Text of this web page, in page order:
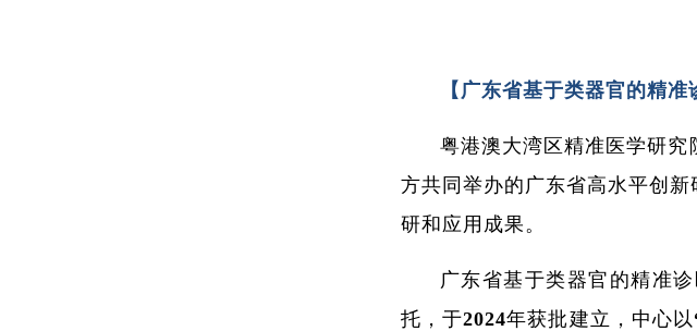
【广东省基于类器官的精
粤港澳大湾区精准医学研
方共同举办的广东省高水平创
研和应用成果。
广东省基于类器官的精准
托，于2024年获批建立，中心